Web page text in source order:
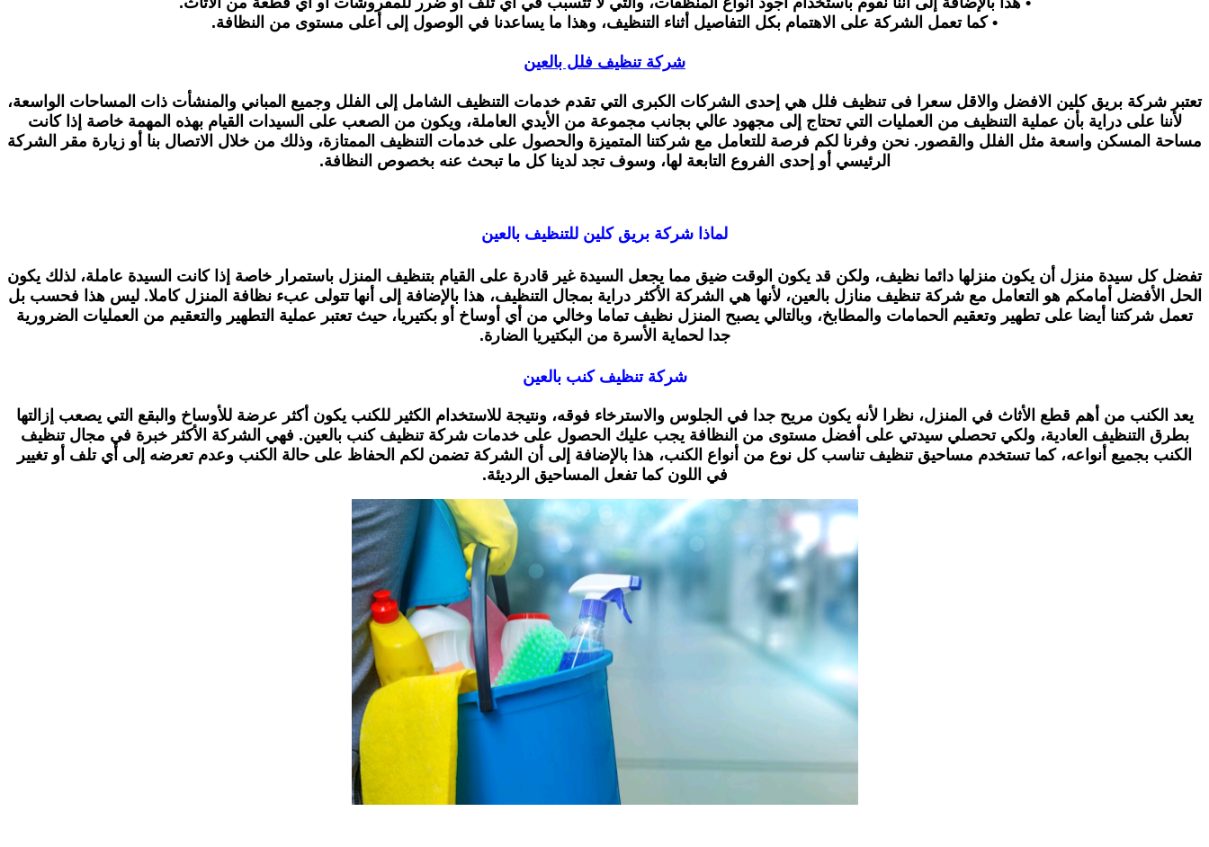
• كما تعمل الشركة على الاهتمام بكل التفاصيل أثناء التنظيف، وهذا ما يساعدنا في الوصول إلى أعلى مستوى من النظافة.
شركة تنظيف فلل بالعين
تعتبر شركة بريق كلين الافضل والاقل سعرا فى تنظيف فلل هي إحدى الشركات الكبرى التي تقدم خدمات التنظيف الشامل إلى الفلل وجميع المباني والمنشأت ذات المساحات الواسعة،
لأننا على دراية بأن عملية التنظيف من العمليات التي تحتاج إلى مجهود عالي بجانب مجموعة من الأيدي العاملة، ويكون من الصعب على السيدات القيام بهذه المهمة خاصة إذا كانت
مساحة المسكن واسعة مثل الفلل والقصور. نحن وفرنا لكم فرصة للتعامل مع شركتنا المتميزة والحصول على خدمات التنظيف الممتازة، وذلك من خلال الاتصال بنا أو زيارة مقر الشركة
الرئيسي أو إحدى الفروع التابعة لها، وسوف تجد لدينا كل ما تبحث عنه بخصوص النظافة.
لماذا شركة بريق كلين للتنظيف بالعين
تفضل كل سيدة منزل أن يكون منزلها دائما نظيف، ولكن قد يكون الوقت ضيق مما يجعل السيدة غير قادرة على القيام بتنظيف المنزل باستمرار خاصة إذا كانت السيدة عاملة، لذلك يكون
الحل الأفضل أمامكم هو التعامل مع شركة تنظيف منازل بالعين، لأنها هي الشركة الأكثر دراية بمجال التنظيف، هذا بالإضافة إلى أنها تتولى عبء نظافة المنزل كاملا. ليس هذا فحسب بل
تعمل شركتنا أيضا على تطهير وتعقيم الحمامات والمطابخ، وبالتالي يصبح المنزل نظيف تماما وخالي من أي أوساخ أو بكتيريا، حيث تعتبر عملية التطهير والتعقيم من العمليات الضرورية
جدا لحماية الأسرة من البكتيريا الضارة.
شركة تنظيف كنب بالعين
يعد الكنب من أهم قطع الأثاث في المنزل، نظرا لأنه يكون مريح جدا في الجلوس والاسترخاء فوقه، ونتيجة للاستخدام الكثير للكنب يكون أكثر عرضة للأوساخ والبقع التي يصعب إزالتها
بطرق التنظيف العادية، ولكي تحصلي سيدتي على أفضل مستوى من النظافة يجب عليك الحصول على خدمات شركة تنظيف كنب بالعين. فهي الشركة الأكثر خبرة في مجال تنظيف
الكنب بجميع أنواعه، كما تستخدم مساحيق تنظيف تناسب كل نوع من أنواع الكنب، هذا بالإضافة إلى أن الشركة تضمن لكم الحفاظ على حالة الكنب وعدم تعرضه إلى أي تلف أو تغيير
في اللون كما تفعل المساحيق الرديئة.